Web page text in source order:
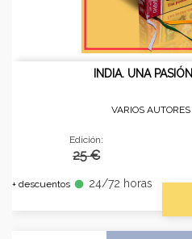
INDIA. UNA
VARIOS
Edición:
25 €
+ descuentos fiber_manual_record 24/72 horas